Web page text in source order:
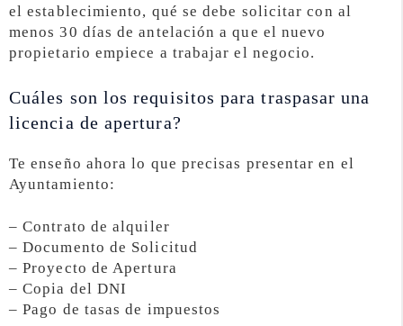
el establecimiento, qué se debe solicitar con al
menos 30 días de antelación a que el nuevo
propietario empiece a trabajar el negocio.
Cuáles son los requisitos para traspasar una
licencia de apertura?
Te enseño ahora lo que precisas presentar en el
Ayuntamiento:
– Contrato de alquiler
– Documento de Solicitud
– Proyecto de Apertura
– Copia del DNI
– Pago de tasas de impuestos